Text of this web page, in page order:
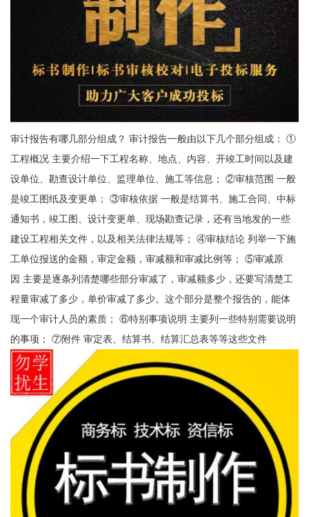
审计报告有哪几部分组成？ 审计报告一般由以下几个部分组成： ①
工程概况 主要介绍一下工程名称、地点、内容、开竣工时间以及建
设单位、勘查设计单位、监理单位、施工等信息； ②审核范围 一般
是竣工图纸及变更单； ③审核依据 一般是结算书、施工合同、中标
通知书，竣工图、设计变更单、现场勘查记录，还有当地发的一些
建设工程相关文件，以及相关法律法规等； ④审核结论 列举一下施
工单位报送的金额，审定金额，审减额和审减比例等； ⑤审减原
因 主要是逐条列清楚哪些部分审减了，审减额多少，还要写清楚工
程量审减了多少，单价审减了多少。这个部分是整个报告的，能体
现一个审计人员的素质； ⑥特别事项说明 主要列一些特别需要说明
的事项； ⑦附件 审定表、结算书、结算汇总表等等这些文件